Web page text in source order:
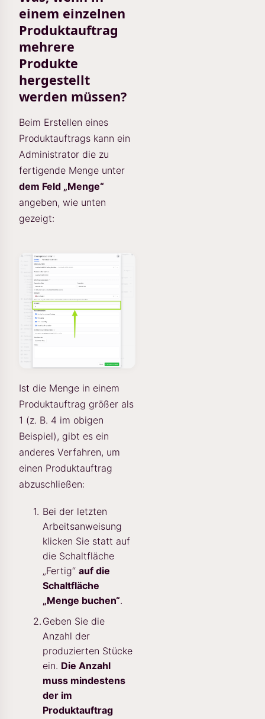
einem einzelnen
Produktauftrag
mehrere
Produkte
hergestellt
werden müssen?
Beim Erstellen eines
Produktauftrags kann ein
Administrator die zu
fertigende Menge unter
dem Feld „Menge“
angeben, wie unten
gezeigt:
Ist die Menge in einem
Produktauftrag größer als
1 (z. B. 4 im obigen
Beispiel), gibt es ein
anderes Verfahren, um
einen Produktauftrag
abzuschließen:
Bei der letzten
Arbeitsanweisung
klicken Sie statt auf
die Schaltfläche
„Fertig“ auf die
Schaltfläche
„Menge buchen“.
Geben Sie die
Anzahl der
produzierten Stücke
ein. Die Anzahl
muss mindestens
der im
Produktauftrag